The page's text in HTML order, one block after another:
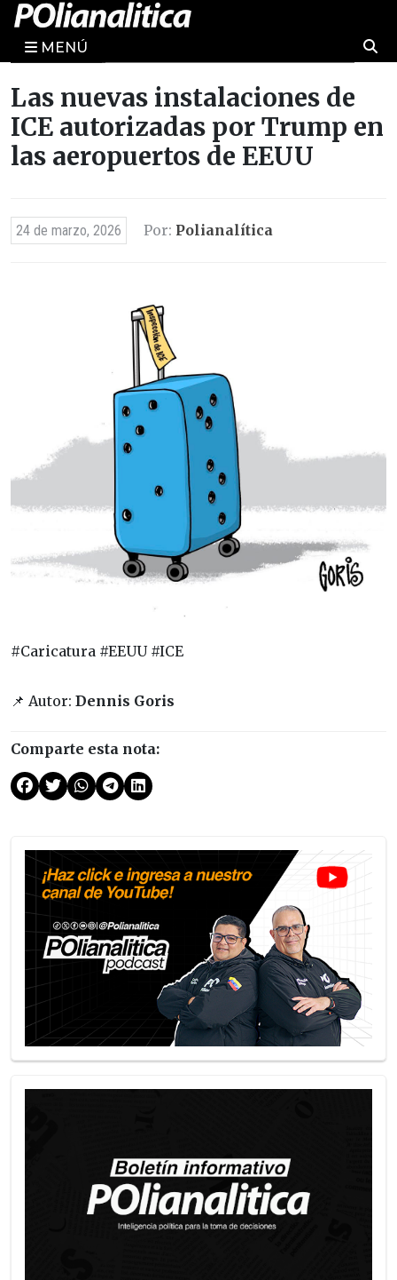
MENÚ
Las nuevas instalaciones de
ICE autorizadas por Trump en
las aeropuertos de EEUU
24 de marzo, 2026 Por: Polianalítica
#Caricatura #EEUU #ICE
📌 Autor: Dennis Goris
Comparte esta nota: